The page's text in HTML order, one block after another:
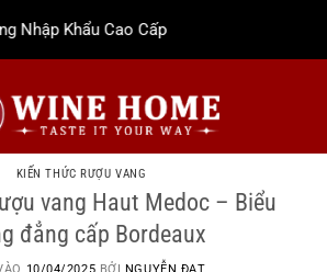
Khẩu Cao Cấp
KIẾN THỨC RƯỢU VANG
vang Haut Medoc – Biểu
đẳng cấp Bordeaux
10/04/2025 BỞI NGUYỄN ĐẠT